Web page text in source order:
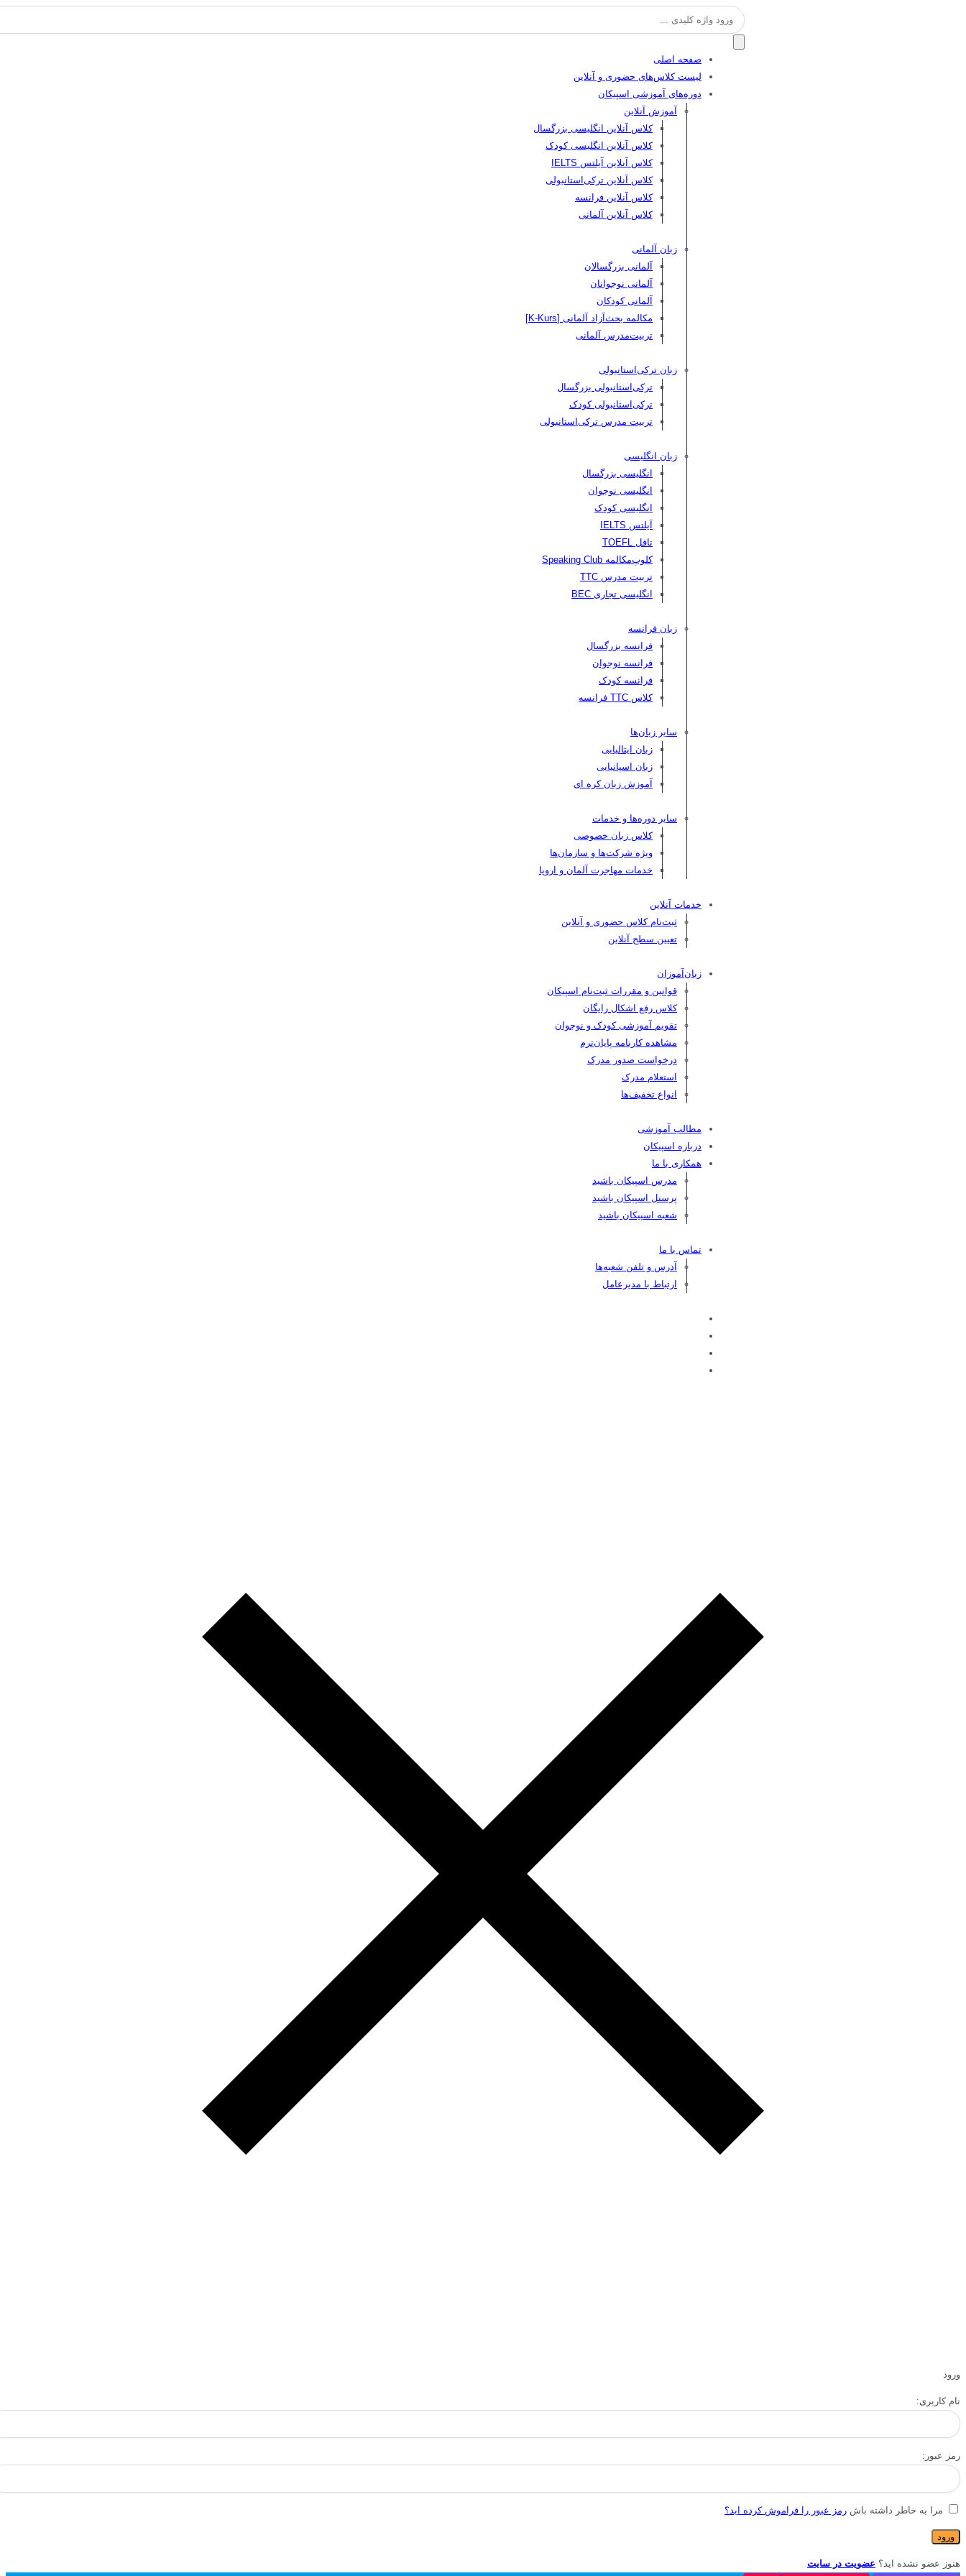
جستجو
برای:
صفحه اصلی
لیست کلاس‌های حضوری و آنلاین
دوره‌های آموزشی اسپیکان
آموزش آنلاین
کلاس آنلاین انگلیسی بزرگسال
کلاس آنلاین انگلیسی کودک
کلاس آنلاین آیلتس IELTS
کلاس آنلاین ترکی‌استانبولی
کلاس آنلاین فرانسه
کلاس آنلاین آلمانی
زبان آلمانی
آلمانی بزرگسالان
آلمانی نوجوانان
آلمانی کودکان
مکالمه بحث‌آزاد آلمانی [K-Kurs]
تربیت‌مدرس آلمانی
زبان ترکی‌استانبولی
ترکی‌استانبولی بزرگسال
ترکی‌استانبولی کودک
تربیت مدرس ترکی‌استانبولی
زبان انگلیسی
انگلیسی بزرگسال
انگلیسی نوجوان
انگلیسی کودک
آیلتس IELTS
تافل TOEFL
کلوپ‌مکالمه Speaking Club
تربیت مدرس TTC
انگلیسی تجاری BEC
زبان فرانسه
فرانسه بزرگسال
فرانسه نوجوان
فرانسه کودک
کلاس TTC فرانسه
سایر زبان‌ها
زبان ایتالیایی
زبان اسپانیایی
آموزش زبان کره ای
سایر دوره‌ها و خدمات
کلاس زبان خصوصی
ویژه شرکت‌ها و سازمان‌ها
خدمات مهاجرت آلمان و اروپا
خدمات آنلاین
ثبت‌نام کلاس حضوری و آنلاین
تعیین سطح آنلاین
زبان‌آموزان
قوانین و مقررات ثبت‌نام اسپیکان
کلاس رفع اشکال رایگان
تقویم آموزشی کودک و نوجوان
مشاهده کارنامه پایان‌ترم
درخواست صدور مدرک
استعلام مدرک
انواع تخفیف‌ها
مطالب آموزشی
درباره اسپیکان
همکاری با ما
مدرس اسپیکان باشید
پرسنل اسپیکان باشید
شعبه اسپیکان باشید
تماس با ما
آدرس و تلفن شعبه‌ها
ارتباط با مدیرعامل
ورود
نام کاربری:
رمز عبور:
مرا به خاطر داشته باش رمز عبور را فراموش کرده اید؟
هنوز عضو نشده اید؟ عضویت در سایت